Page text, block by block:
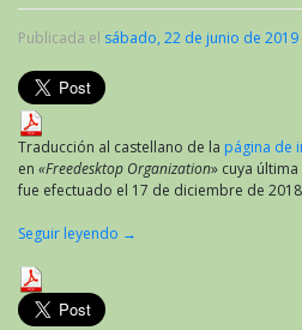
Publicada el sábado, 22 de junio de 2019
Traducción al castellano de la página de
en «Freedesktop Organization» cuya
fue efectuado el 17 de diciembre de
Seguir leyendo →